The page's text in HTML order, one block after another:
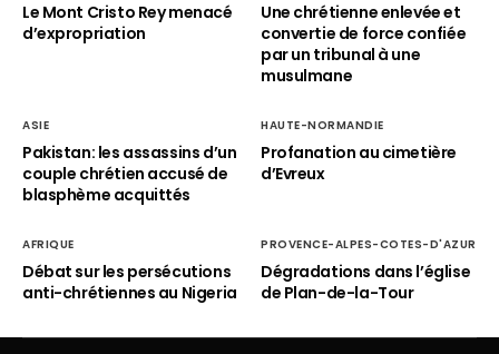
Le Mont Cristo Rey menacé
d’expropriation
Une chrétienne enlevée et
convertie de force confiée
par un tribunal à une
musulmane
ASIE
Pakistan: les assassins d’un
couple chrétien accusé de
blasphème acquittés
HAUTE-NORMANDIE
Profanation au cimetière
d’Evreux
AFRIQUE
Débat sur les persécutions
anti-chrétiennes au Nigeria
PROVENCE-ALPES-COTES-D'AZUR
Dégradations dans l’église
de Plan-de-la-Tour